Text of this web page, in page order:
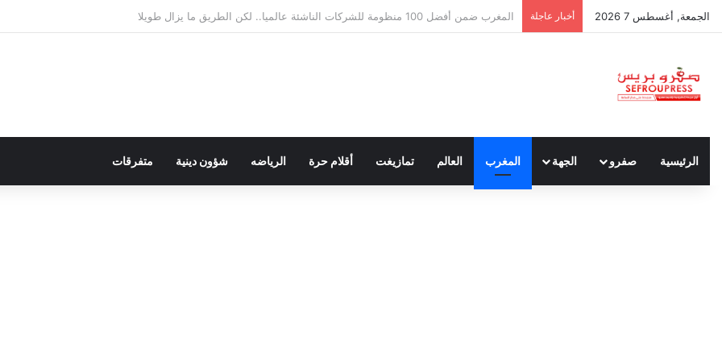
الجمعة, أغسطس 7 2026 أخبار عاجلة سبتة ومليلية… حين يتحدث أنصار الديمقراطية بلسان الاستعمار
الرئيسية صفرو الجهة المغرب العالم تمازيغت أقلام حرة الرياضه شؤون دينية متفرقات